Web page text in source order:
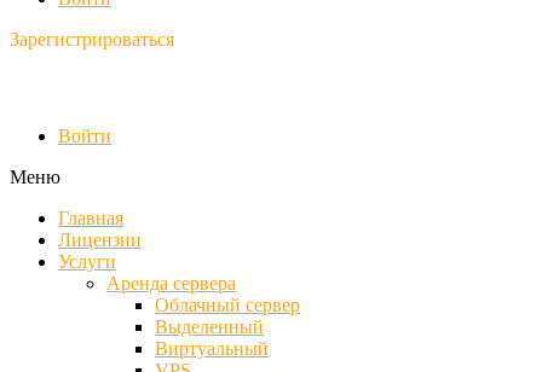
Зарегистрироваться
Войти
Меню
Главная
Лицензии
Услуги
Аренда сервера
Облачный сервер
Выделенный
Виртуальный